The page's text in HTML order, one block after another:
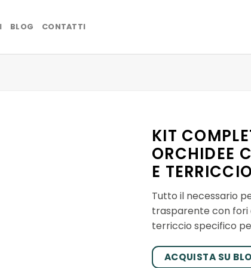
BLOG CONTATTI
KIT
ORCHIDEE
E
Tutto il necessario
trasparente con fori
terriccio specifico
ACQUISTA SU